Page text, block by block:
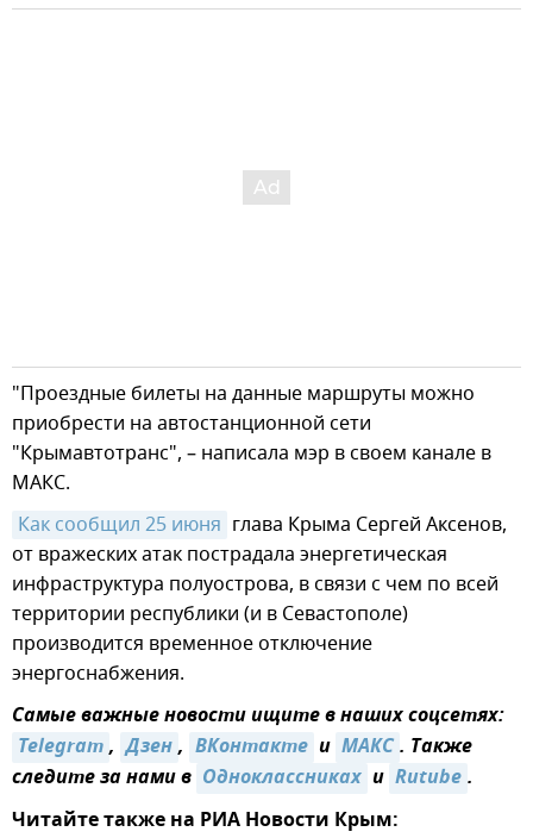
"Проездные билеты на данные маршруты можно
приобрести на автостанционной сети
"Крымавтотранс", – написала мэр в своем канале в
МАКС.
Как сообщил 25 июня глава Крыма Сергей Аксенов,
от вражеских атак пострадала энергетическая
инфраструктура полуострова, в связи с чем по всей
территории республики (и в Севастополе)
производится временное отключение
энергоснабжения.
Самые важные новости ищите в наших соцсетях:
Telegram, Дзен, ВКонтакте и MAКС. Также
следите за нами в Одноклассниках и Rutube.
Читайте также на РИА Новости Крым: